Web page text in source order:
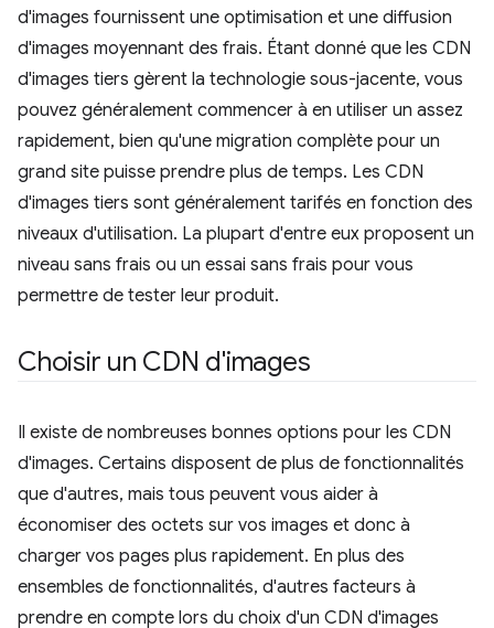
d'images fournissent une optimisation et une diffusion
d'images moyennant des frais. Étant donné que les CDN
d'images tiers gèrent la technologie sous-jacente, vous
pouvez généralement commencer à en utiliser un assez
rapidement, bien qu'une migration complète pour un
grand site puisse prendre plus de temps. Les CDN
d'images tiers sont généralement tarifés en fonction des
niveaux d'utilisation. La plupart d'entre eux proposent un
niveau sans frais ou un essai sans frais pour vous
permettre de tester leur produit.
Choisir un CDN d'images
Il existe de nombreuses bonnes options pour les CDN
d'images. Certains disposent de plus de fonctionnalités
que d'autres, mais tous peuvent vous aider à
économiser des octets sur vos images et donc à
charger vos pages plus rapidement. En plus des
ensembles de fonctionnalités, d'autres facteurs à
prendre en compte lors du choix d'un CDN d'images